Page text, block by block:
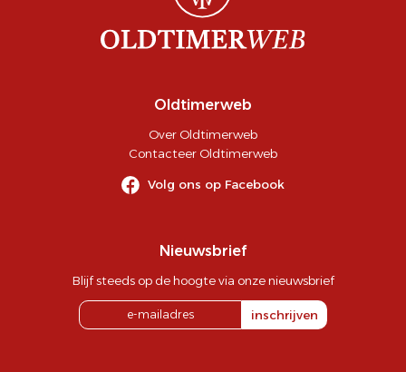
Oldtimerweb
Over Oldtimerweb
Contacteer Oldtimerweb
Volg ons op Facebook
Nieuwsbrief
Blijf steeds op de hoogte via onze nieuwsbrief
inschrijven